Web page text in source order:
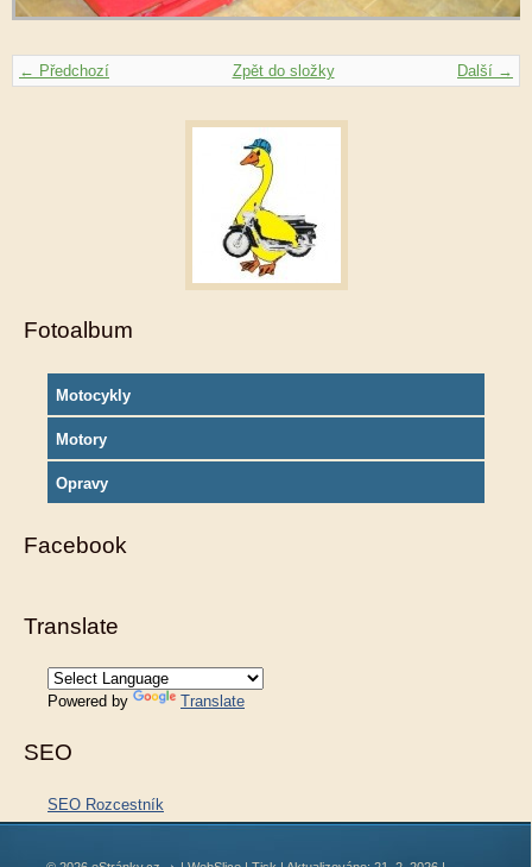
← Předchozí Další →
Zpět do složky
Fotoalbum
Motocykly
Motory
Opravy
Facebook
Translate
Powered by Translate
SEO
SEO Rozcestník